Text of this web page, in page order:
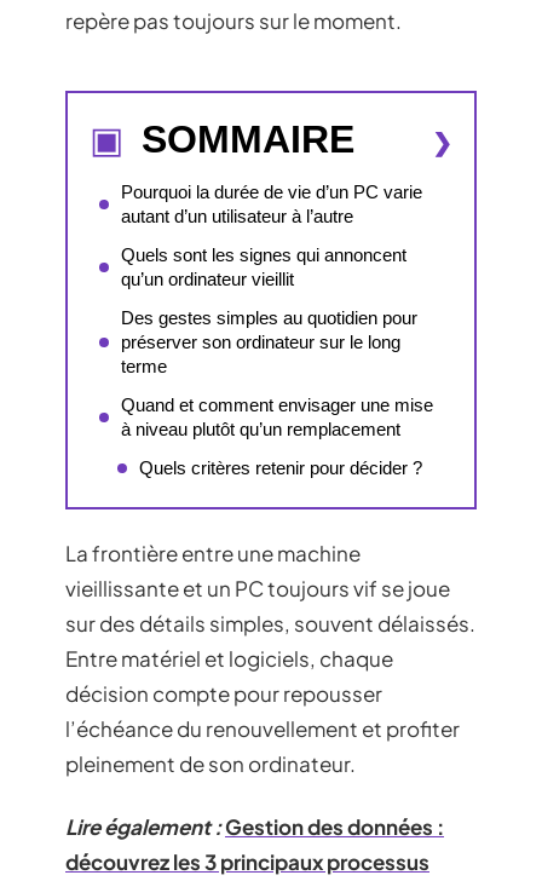
repère pas toujours sur le moment.
SOMMAIRE
Pourquoi la durée de vie d’un PC varie
autant d’un utilisateur à l’autre
Quels sont les signes qui annoncent
qu’un ordinateur vieillit
Des gestes simples au quotidien pour
préserver son ordinateur sur le long
terme
Quand et comment envisager une mise
à niveau plutôt qu’un remplacement
Quels critères retenir pour décider ?
La frontière entre une machine
vieillissante et un PC toujours vif se joue
sur des détails simples, souvent délaissés.
Entre matériel et logiciels, chaque
décision compte pour repousser
l’échéance du renouvellement et profiter
pleinement de son ordinateur.
Lire également :Gestion des données :
découvrez les 3 principaux processus